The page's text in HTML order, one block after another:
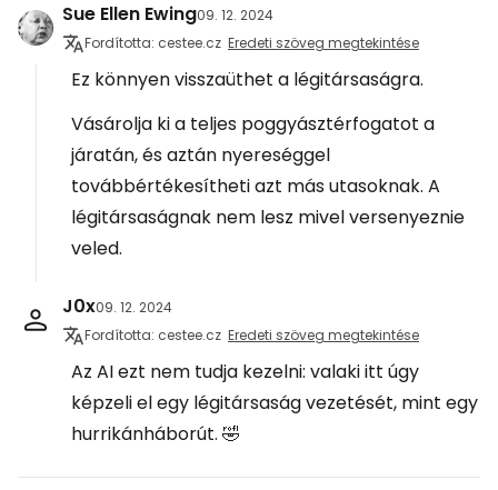
Sue Ellen Ewing09. 12. 2024
Fordította: cestee.cz Eredeti szöveg megtekintése
Ez könnyen visszaüthet a légitársaságra.
Vásárolja ki a teljes poggyásztérfogatot a
járatán, és aztán nyereséggel
továbbértékesítheti azt más utasoknak. A
légitársaságnak nem lesz mivel versenyeznie
veled.
J0x09. 12. 2024
Fordította: cestee.cz Eredeti szöveg megtekintése
Az AI ezt nem tudja kezelni: valaki itt úgy
képzeli el egy légitársaság vezetését, mint egy
hurrikánháborút. 🤣